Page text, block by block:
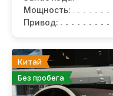
Мощность:
Привод:
Китай
Без пробега